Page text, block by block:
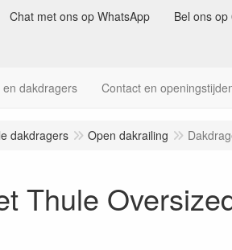
Chat met ons op WhatsApp Bel ons
dakdragers Contact en
dakdragers Open dakrailing
Thule